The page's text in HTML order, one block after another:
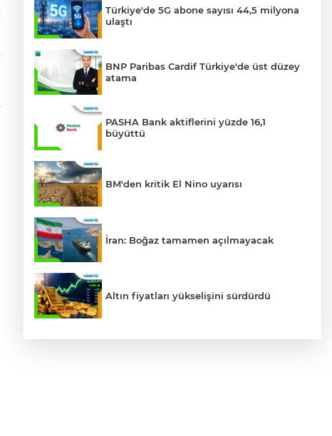
Türkiye'de 5G abone sayısı 44,5 milyona
ulaştı
BNP Paribas Cardif Türkiye'de üst düzey
atama
PASHA Bank aktiflerini yüzde 16,1
büyüttü
BM'den kritik El Nino uyarısı
İran: Boğaz tamamen açılmayacak
Altın fiyatları yükselişini sürdürdü